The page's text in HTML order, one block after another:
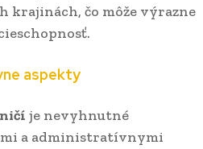
čo môže výrazne
aspekty
je nevyhnutné
a administratívnymi